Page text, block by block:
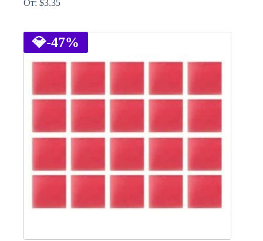
От: $3.35
has
multiple
variants.
may
the
💎-47%